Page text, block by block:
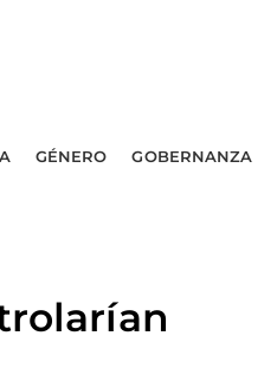
GÉNERO GOBERNANZA